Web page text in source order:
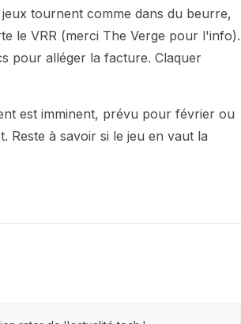
tournent comme dans du beurre,
le VRR (merci The Verge pour l'info).
pour alléger la facture. Claquer
est imminent, prévu pour février ou
Reste à savoir si le jeu en vaut la